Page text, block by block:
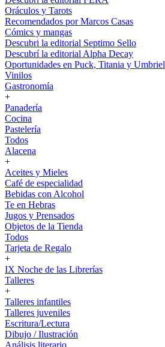
Oráculos y Tarots
Recomendados por Marcos Casas
Cómics y mangas
Descubri la editorial Septimo Sello
Descubrí la editorial Alpha Decay
Oportunidades en Puck, Titania y Umbriel
Vinilos
Gastronomía
+
Panadería
Cocina
Pastelería
Todos
Alacena
+
Aceites y Mieles
Café de especialidad
Bebidas con Alcohol
Te en Hebras
Jugos y Prensados
Objetos de la Tienda
Todos
Tarjeta de Regalo
+
IX Noche de las Librerías
Talleres
+
Talleres infantiles
Talleres juveniles
Escritura/Lectura
Dibujo / Ilustración
Análisis literario